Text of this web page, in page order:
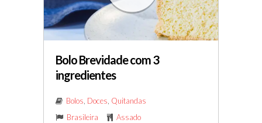
Bolo Brevidade com 3
ingredientes
Bolos Doces Quitandas
Brasileira
Assado